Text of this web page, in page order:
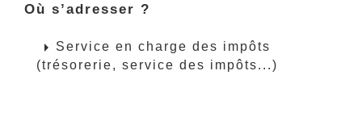
Où s’adresser ?
arrow_right Service en charge des impôts
(trésorerie, service des impôts...)